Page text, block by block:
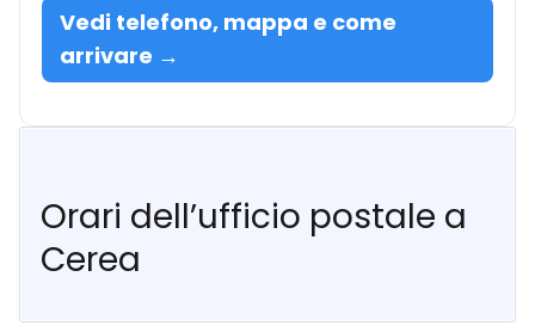
Vedi telefono, mappa e come
arrivare →
Orari dell’ufficio postale a
Cerea